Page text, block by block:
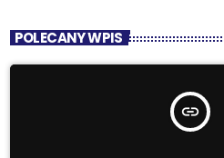
POLECANY WPIS
insert_link